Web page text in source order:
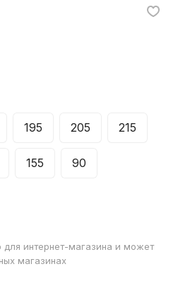
195 205 215
155 90
для интернет-магазина и может
магазинах